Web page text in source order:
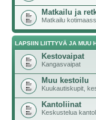
Matkailu ja
Matkailu
LAPSIIN LIITTYVÄ JA MUU
Kestovaipat
Kangasvaipat
Muu kestoilu
Kuukautiskupit,
Kantoliinat
Keskustelua